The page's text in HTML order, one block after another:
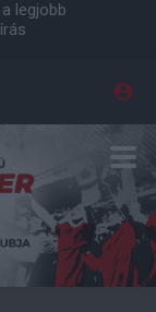
legjobb